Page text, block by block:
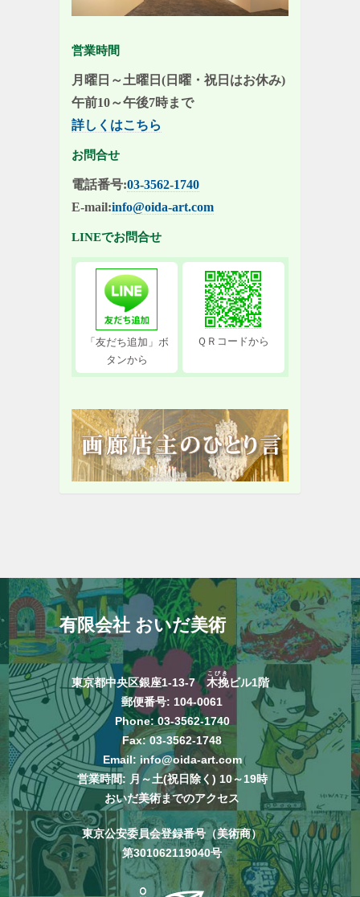
営業時間
月曜日～土曜日(日曜・祝日はお休み)
午前10～午後7時まで
詳しくはこちら
お問合せ
電話番号:03-3562-1740
E-mail:info@oida-art.com
LINEでお問合せ
「友だち追加」ボ
タンから
ＱＲコードから
有限会社 おいだ美術
東京都中央区銀座1-13-7木挽
こびき
ビル1階
郵便番号: 104-0061
Phone: 03-3562-1740
Fax: 03-3562-1748
Email: info@oida-art.com
営業時間: 月～土(祝日除く) 10～19時
おいだ美術までのアクセス
東京公安委員会登録番号（美術商）
第301062119040号